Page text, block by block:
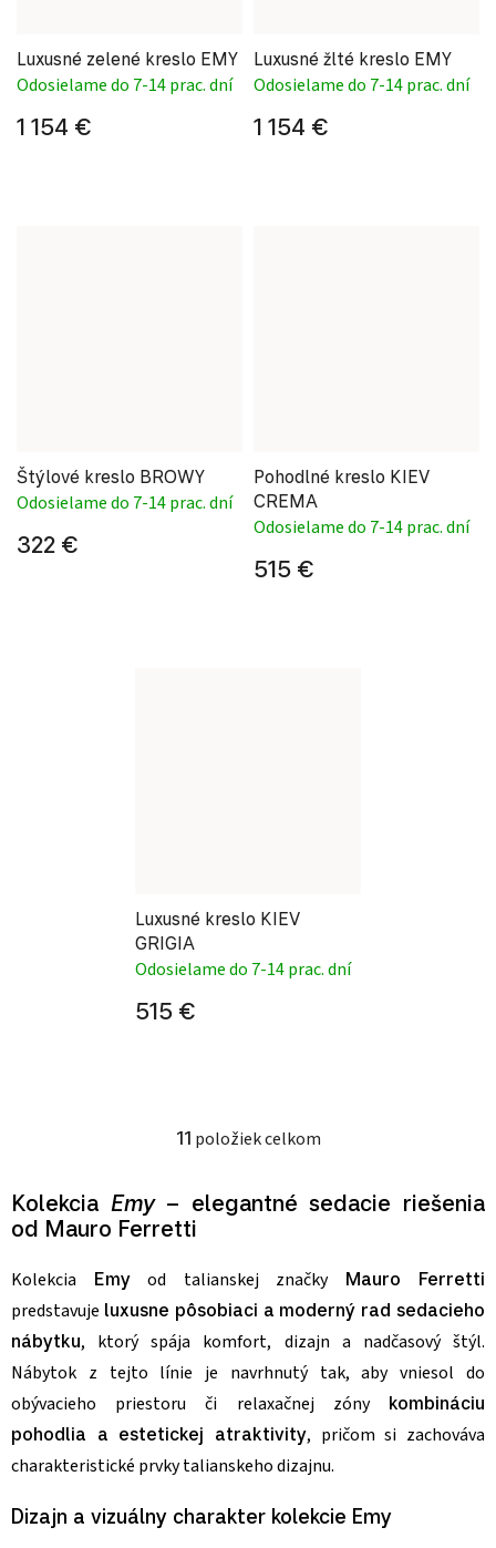
Luxusné zelené kreslo EMY
Odosielame do 7-14 prac. dní
1 154 €
Luxusné žlté kreslo EMY
Odosielame do 7-14 prac. dní
1 154 €
Štýlové kreslo BROWY
Odosielame do 7-14 prac. dní
322 €
Pohodlné kreslo KIEV
CREMA
Odosielame do 7-14 prac. dní
515 €
Luxusné kreslo KIEV
GRIGIA
Odosielame do 7-14 prac. dní
515 €
Ovládacie prvky výpisu
11 položiek celkom
Kolekcia Emy– elegantné sedacie riešenia
od Mauro Ferretti
Kolekcia Emyod talianskej značky Mauro Ferretti
predstavuje luxusne pôsobiaci a moderný rad sedacieho
nábytku, ktorý spája komfort, dizajn a nadčasový štýl.
Nábytok z tejto línie je navrhnutý tak, aby vniesol do
obývacieho priestoru či relaxačnej zóny kombináciu
pohodlia a estetickej atraktivity, pričom si zachováva
charakteristické prvky talianskeho dizajnu.
Dizajn a vizuálny charakter kolekcie Emy